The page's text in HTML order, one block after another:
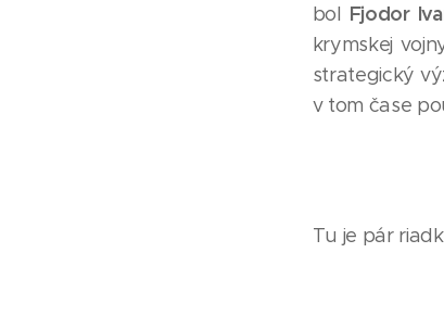
bol Fjodor
krymskej
strategický
v tom čase
Tu je pár